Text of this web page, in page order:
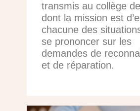
transmis au collège de
dont la mission est
chacune des
se prononcer sur les
demandes de
et de réparation.